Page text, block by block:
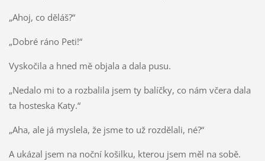
„Ahoj, co děláš?“
„Dobré ráno Peti!“
Vyskočila a hned mě objala a dala pusu.
„Nedalo mi to a rozbalila jsem ty balíčky, co nám včera dala
ta hosteska Katy.“
„Aha, ale já myslela, že jsme to už rozdělali, né?“
A ukázal jsem na noční košilku, kterou jsem měl na sobě.